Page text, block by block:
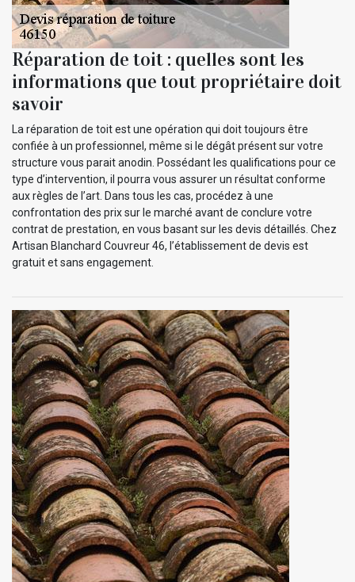
Réparation de toit : quelles sont les
informations que tout propriétaire doit
savoir
La réparation de toit est une opération qui doit toujours être
confiée à un professionnel, même si le dégât présent sur votre
structure vous parait anodin. Possédant les qualifications pour ce
type d’intervention, il pourra vous assurer un résultat conforme
aux règles de l’art. Dans tous les cas, procédez à une
confrontation des prix sur le marché avant de conclure votre
contrat de prestation, en vous basant sur les devis détaillés. Chez
Artisan Blanchard Couvreur 46, l’établissement de devis est
gratuit et sans engagement.